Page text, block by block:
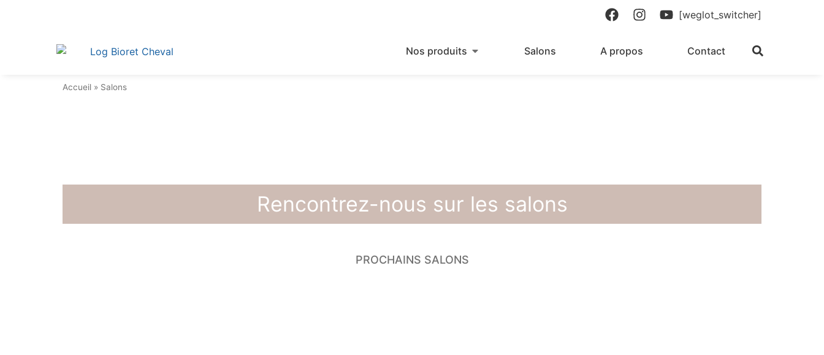
[weglot_switcher]
Nos produits Salons A propos Contact
Accueil » Salons
Rencontrez-nous sur les salons
PROCHAINS SALONS